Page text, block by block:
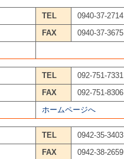
TEL
0940-37-2714
FAX
0940-37-3675
TEL
092-751-7331
FAX
092-751-8306
ホームページへ
TEL
0942-35-3403
FAX 0942-38-2659